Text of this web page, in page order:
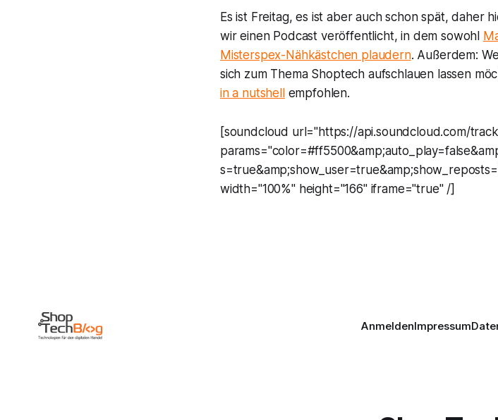
Es ist Freitag, es ist aber auch schon spät, daher
wir einen Podcast veröffentlicht, in dem sowohl
Misterspex-Nähkästchen plaudern. Außerdem:
sich zum Thema Shoptech aufschlauen lassen
in a nutshellempfohlen.
[soundcloud url="https://api.soundcloud.com/
width="100%" height="166" iframe="true" /]
AnmeldenImpressum